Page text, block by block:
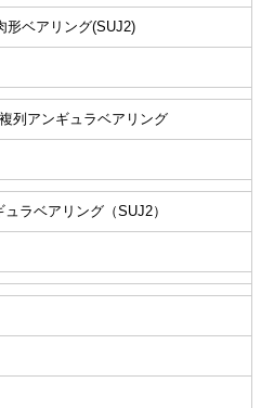
形ベアリング(SUJ2)
列アンギュラベアリング
ラベアリング（SUJ2）